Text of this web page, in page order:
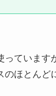
っています
のほとんど